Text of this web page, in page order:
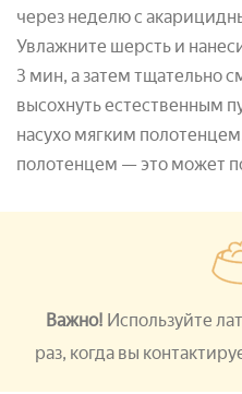
через неделю с
Увлажните шерсть и
3 мин, а затем тщательно
высохнуть естественным
насухо мягким
полотенцем — это может
Важно! Используйте
раз, когда вы